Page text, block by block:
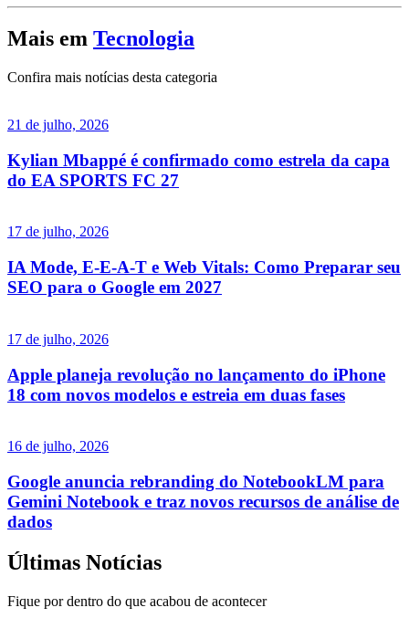
Mais em Tecnologia
Confira mais notícias desta categoria
21 de julho, 2026
Kylian Mbappé é confirmado como estrela da capa
do EA SPORTS FC 27
17 de julho, 2026
IA Mode, E-E-A-T e Web Vitals: Como Preparar seu
SEO para o Google em 2027
17 de julho, 2026
Apple planeja revolução no lançamento do iPhone
18 com novos modelos e estreia em duas fases
16 de julho, 2026
Google anuncia rebranding do NotebookLM para
Gemini Notebook e traz novos recursos de análise de
dados
Últimas Notícias
Fique por dentro do que acabou de acontecer